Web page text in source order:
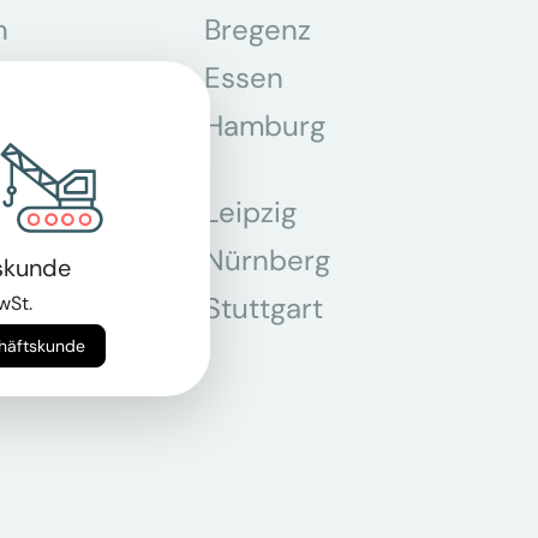
Bregenz
Essen
Hamburg
Leipzig
Nürnberg
Stuttgart